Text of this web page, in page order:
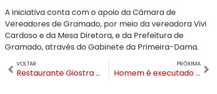
A iniciativa conta com o apoio da Câmara de
Vereadores de Gramado, por meio da vereadora Vivi
Cardoso e da Mesa Diretora, e da Prefeitura de
Gramado, através do Gabinete da Primeira-Dama.
VOLTAR
Restaurante Giostra Cucina comemora 1º aniversário com jantar harmonizado em Gramado
PRÓXIMA
Homem é executado a tiros em Canela; polícia investiga ligação com tráfico